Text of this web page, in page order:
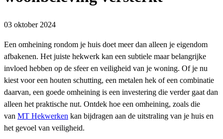
03 oktober 2024
Een omheining rondom je huis doet meer dan alleen je eigendom
afbakenen. Het juiste hekwerk kan een subtiele maar belangrijke
invloed hebben op de sfeer en veiligheid van je woning. Of je nu
kiest voor een houten schutting, een metalen hek of een combinatie
daarvan, een goede omheining is een investering die verder gaat dan
alleen het praktische nut. Ontdek hoe een omheining, zoals die
van MT Hekwerken kan bijdragen aan de uitstraling van je huis en
het gevoel van veiligheid.